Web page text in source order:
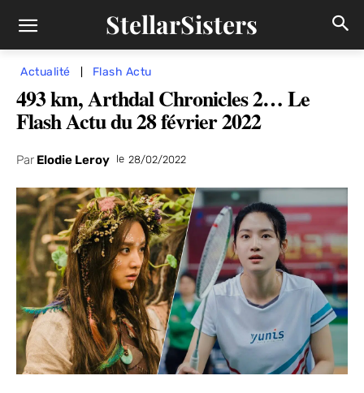
StellarSisters
Actualité Flash Actu
493 km, Arthdal Chronicles 2… Le
Flash Actu du 28 février 2022
Par Elodie Leroy le 28/02/2022